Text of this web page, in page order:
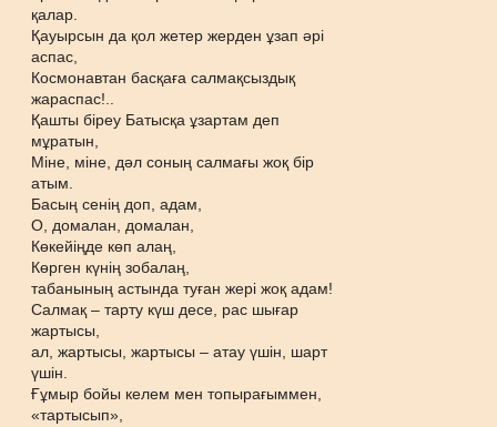
қалар.
Қауырсын да қол жетер жерден ұзап әрі
аспас,
Космонавтан басқаға салмақсыздық
жараспас!..
Қашты біреу Батысқа ұзартам деп
мұратын,
Міне, міне, дәл соның салмағы жоқ бір
атым.
Басың сенің доп, адам,
О, домалан, домалан,
Көкейіңде көп алаң,
Көрген күнің зобалаң,
табанының астында туған жері жоқ адам!
Салмақ – тарту күш десе, рас шығар
жартысы,
ал, жартысы, жартысы – атау үшін, шарт
үшін.
Ғұмыр бойы келем мен топырағыммен,
«тартысып»,